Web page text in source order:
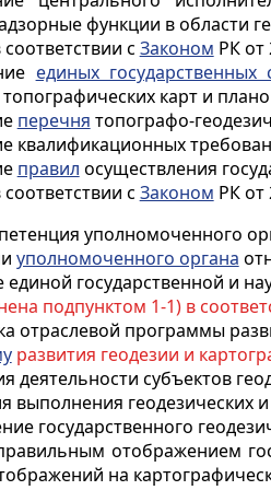
функции в области
с Законом РК от
единых
карт и
перечня топографо-
квалификационных
правил осуществления
с Законом РК от
уполномоченного
уполномоченного органа
единой государственной и
подпунктом 1-1) в
отраслевой программы
развития геодезии и
деятельности субъектов
выполнения геодезических
государственного
отображением
на